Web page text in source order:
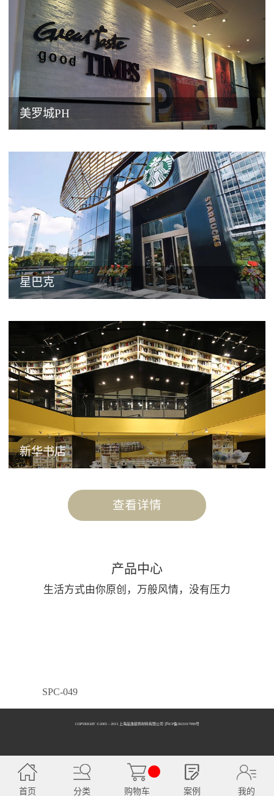
美罗城PH
星巴克
新华书店
查看详情
产品中心
生活方式由你原创，万般风情，没有压力
SPC-049
SPC-050
COPYRIGHT ©2005 - 2013 上海品逸装饰材料有限公司 泸ICP备2021017990号
首页 分类 购物车 案例 我的